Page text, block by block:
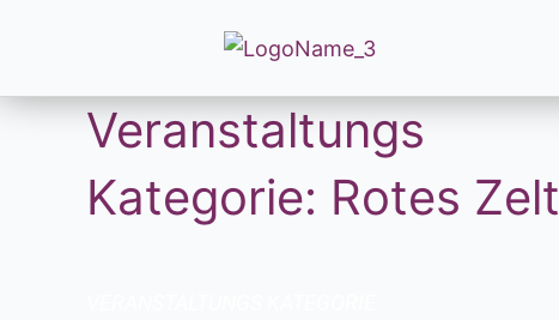
Veranstaltungs
Kategorie: Rotes Zelt